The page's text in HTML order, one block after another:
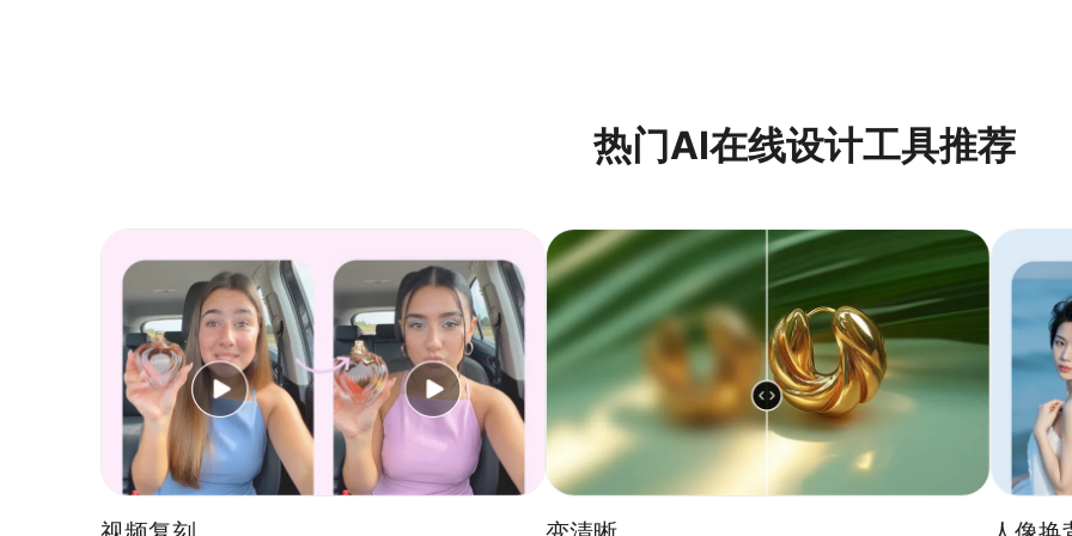
热门AI在线设计工具推荐